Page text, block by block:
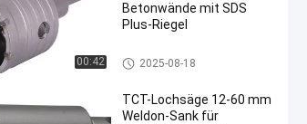
00:42
Betonwände mit SDS
Plus-Riegel
tct durchlöchern sah
2025-08-18
TCT-Lochsäge 12-60 mm
Weldon-Sank für